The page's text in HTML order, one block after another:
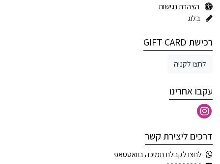
הצהרת נגישות
בלוג
רכישת GIFT CARD
לחצו לקניה
עקבו אחרינו
דרכים ליצירת קשר
לחצו לקבלת תמיכה בוואטסאפ